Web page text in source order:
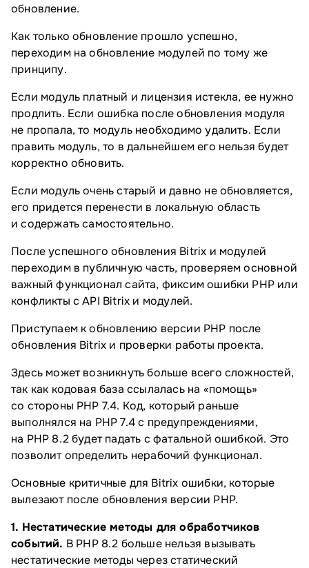
обновление.
Как только обновление прошло успешно,
переходим на обновление модулей по тому же
принципу.
Если модуль платный и лицензия истекла, ее нужно
продлить. Если ошибка после обновления модуля
не пропала, то модуль необходимо удалить. Если
править модуль, то в дальнейшем его нельзя будет
корректно обновить.
Если модуль очень старый и давно не обновляется,
его придется перенести в локальную область
и содержать самостоятельно.
После успешного обновления Bitrix и модулей
переходим в публичную часть, проверяем основной
важный функционал сайта, фиксим ошибки PHP или
конфликты с API Bitrix и модулей.
Приступаем к обновлению версии PHP после
обновления Bitrix и проверки работы проекта.
Здесь может возникнуть больше всего сложностей,
так как кодовая база ссылалась на «помощь»
со стороны PHP 7.4. Код, который раньше
выполнялся на PHP 7.4 с предупреждениями,
на PHP 8.2 будет падать с фатальной ошибкой. Это
позволит определить нерабочий функционал.
Основные критичные для Bitrix ошибки, которые
вылезают после обновления версии PHP.
1. Нестатические методы для обработчиков
событий. В PHP 8.2 больше нельзя вызывать
нестатические методы через статический